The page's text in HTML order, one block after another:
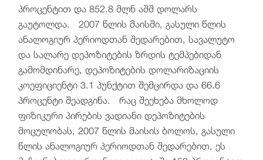
პროცენტით და 852.8 მლნ აშშ დოლარს
გაუტოლდა. 2007 წლის მაისში, გასული წლის
ანალოგიურ პერიოდთან შედარებით, სავალუტო
და სალარე დეპოზიტების ზრდის ტემპებიდან
გამომდინარე, დეპოზიტების დოლარიზაციის
კოეფიციენტი 3.1 პუნქტით შემცირდა და 66.6
პროცენტი შეადგინა. რაც შეეხება მხოლოდ
ფიზიკური პირების ვადიანი დეპოზიტების
მოცულობას, 2007 წლის მაისის ბოლოს, გასული
წლის ანალოგიურ პერიოდთან შედარებით, ეს